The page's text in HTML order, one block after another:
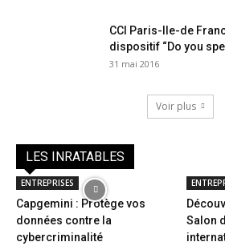
CCI Paris-Ile-de
dispositif “Do you
31 mai 2016
Voir plus
LES INRATABLES
ENTREPRISES
Capgemini : Protège vos
données contre la
cybercriminalité
Salon